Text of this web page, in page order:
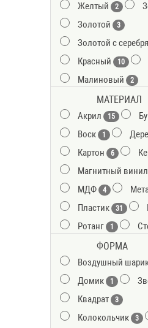
Желтый 2
Золотой 3
Золотой с
Красный 10
Малиновый 2
Оранжевый 2
Прозрачный
Прозрачный, с
Разноцветный 2
Розовый 4
Светло-голубой
Светло-синий 1
Серебряный
Черный 2
МАТЕРИАЛ
Акрил 15
Воск 1
Картон 6
Магнитный
МДФ 4
Пластик 31
Ротанг 1
ФОРМА
Воздушный
Домик 1
Квадрат 3
Колокольчик 3